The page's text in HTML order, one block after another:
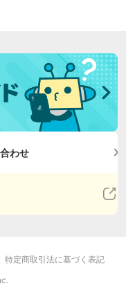
わせ
特定商取引法に基づく表記